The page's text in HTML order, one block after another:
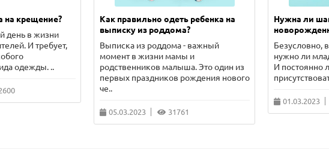
на крещение?
день в жизни
И требует,
одежды. ..
Как правильно одеть ребенка на
выписку из роддома?
Выписка из роддома - важный
момент в жизни мамы и
родственников малыша. Это один из
первых праздников рождения нового
че..
05.03.2023 31761
Нужна ли
Безусловно,
нужно ли
И постоянно
01.03.2023